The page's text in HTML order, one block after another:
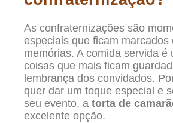
As confraternizações são
especiais que ficam marcados
memórias. A comida servida é
coisas que mais ficam
lembrança dos convidados.
quer dar um toque especial e
seu evento, a torta de
excelente opção.